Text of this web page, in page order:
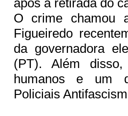
O crime chamou
Figueiredo
da governadora
(PT). Além
humanos e um
Policiais